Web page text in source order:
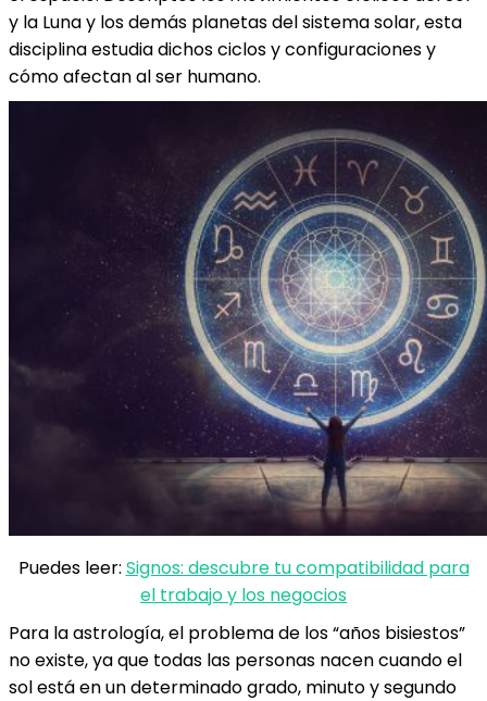
y la Luna y los demás planetas del sistema solar, esta
disciplina estudia dichos ciclos y configuraciones y
cómo afectan al ser humano.
Puedes leer: Signos: descubre tu compatibilidad para
el trabajo y los negocios
Para la astrología, el problema de los “años bisiestos”
no existe, ya que todas las personas nacen cuando el
sol está en un determinado grado, minuto y segundo